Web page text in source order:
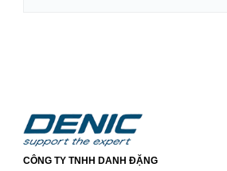
CÔNG TY TNHH DANH ĐẶNG